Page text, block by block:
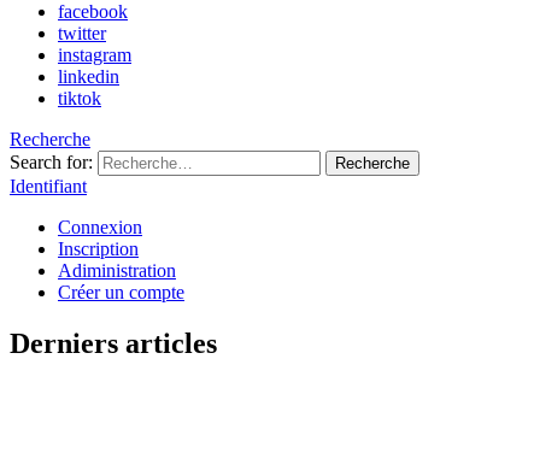
facebook
twitter
instagram
linkedin
tiktok
Recherche
Search for:
Recherche
Identifiant
Connexion
Inscription
Adiministration
Créer un compte
Derniers articles